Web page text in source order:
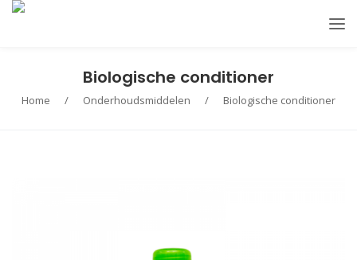
Biologische conditioner
Home / Onderhoudsmiddelen / Biologische conditioner